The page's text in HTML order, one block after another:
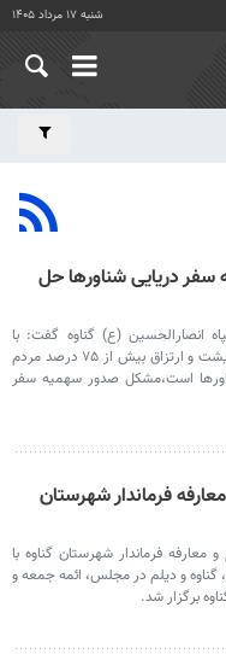
شنبه ۱۷ مرداد ۱۴۰۵
دریایی شناورها حل
انصارالحسین (ع) گناوه گفت: با
توجه به اینکه معیشت و ارتزاق بیش از ۷۵ درصد مردم
است،مشکل صدور سهمیه سفر
فرماندار شهرستان
و معارفه فرماندار شهرستان گناوه با
گناوه و دیلم در مجلس، ائمه جمعه و
برگزار شد.